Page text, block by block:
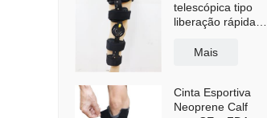
telescópica tipo
liberação rápida
ombroMais
Cinta Esportiva
Neoprene Calf